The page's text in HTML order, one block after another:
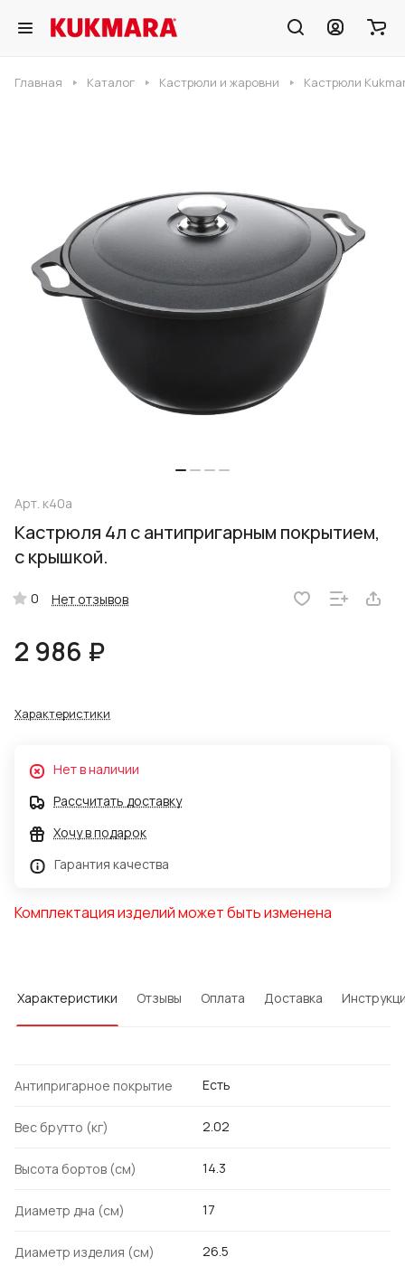
Главная Каталог Кастрюли и жаровни Кастрюли
Арт. к40а
Кастрюля 4л с антипригарным покрытием,
с крышкой.
0 Нет отзывов
2 986 ₽
Характеристики
Нет в наличии
Рассчитать доставку
Хочу в подарок
Гарантия качества
Комплектация изделий может быть изменена
Характеристики Отзывы Оплата Доставка
Антипригарное покрытие Есть
Вес брутто (кг) 2.02
Высота бортов (см) 14.3
Диаметр дна (см) 17
Диаметр изделия (см) 26.5